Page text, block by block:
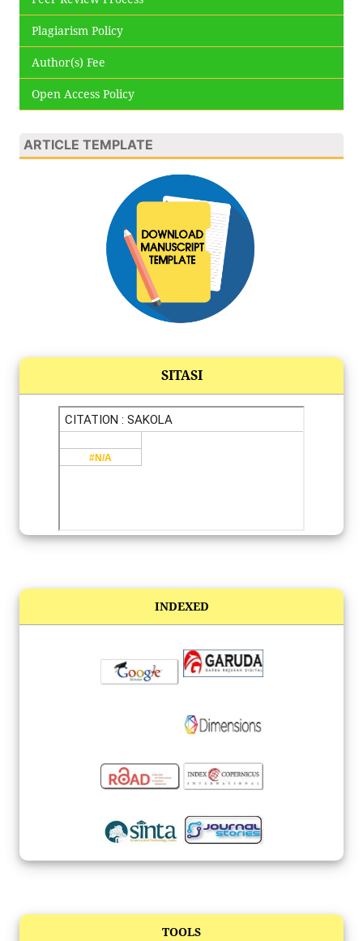
Plagiarism Policy
Author(s) Fee
Open Access Policy
ARTICLE TEMPLATE
SITASI
INDEXED
TOOLS